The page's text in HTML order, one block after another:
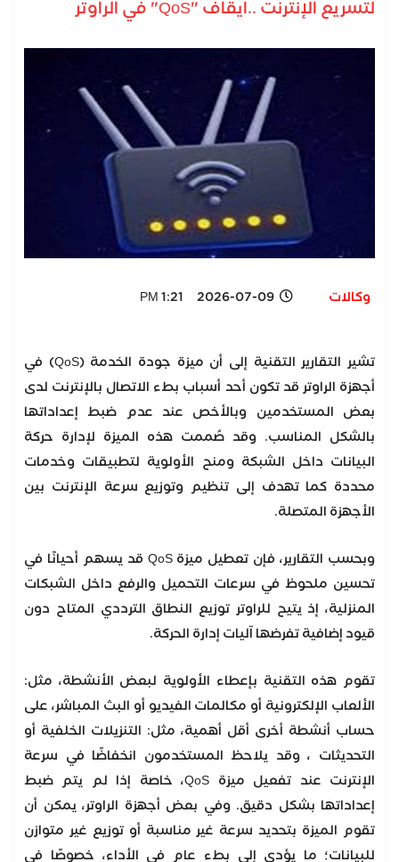
لتسريع الإنترنت ..ايقاف "QoS" في الراوتر
وكالات 2026-07-09 1:21 PM
تشير التقارير التقنية إلى أن ميزة جودة الخدمة (QoS) في
أجهزة الراوتر قد تكون أحد أسباب بطء الاتصال بالإنترنت لدى
بعض المستخدمين وبالأخص عند عدم ضبط إعداداتها
بالشكل المناسب. وقد صُممت هذه الميزة لإدارة حركة
البيانات داخل الشبكة ومنح الأولوية لتطبيقات وخدمات
محددة كما تهدف إلى تنظيم وتوزيع سرعة الإنترنت بين
الأجهزة المتصلة.
وبحسب التقارير، فإن تعطيل ميزة QoS قد يسهم أحيانًا في
تحسين ملحوظ في سرعات التحميل والرفع داخل الشبكات
المنزلية، إذ يتيح للراوتر توزيع النطاق الترددي المتاح دون
قيود إضافية تفرضها آليات إدارة الحركة.
تقوم هذه التقنية بإعطاء الأولوية لبعض الأنشطة، مثل:
الألعاب الإلكترونية أو مكالمات الفيديو أو البث المباشر، على
حساب أنشطة أخرى أقل أهمية، مثل: التنزيلات الخلفية أو
التحديثات ، وقد يلاحظ المستخدمون انخفاضًا في سرعة
الإنترنت عند تفعيل ميزة QoS، خاصة إذا لم يتم ضبط
إعداداتها بشكل دقيق. وفي بعض أجهزة الراوتر، يمكن أن
تقوم الميزة بتحديد سرعة غير مناسبة أو توزيع غير متوازن
للبيانات؛ ما يؤدي إلى بطء عام في الأداء، خصوصًا في